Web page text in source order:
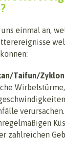
einmal an,
Taifun/Zyklon
zahlreichen